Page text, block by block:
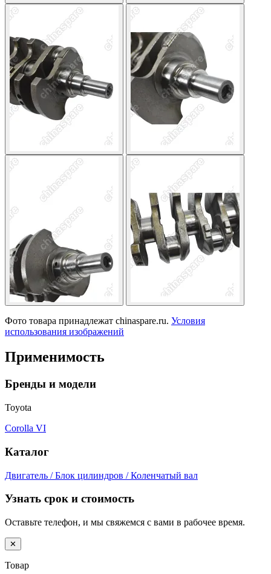
Фото товара принадлежат chinaspare.ru. Условия
использования изображений
Применимость
Бренды и модели
Toyota
Corolla VI
Каталог
Двигатель / Блок цилиндров / Коленчатый вал
Узнать срок и стоимость
Оставьте телефон, и мы свяжемся с вами в рабочее время.
✕
Товар